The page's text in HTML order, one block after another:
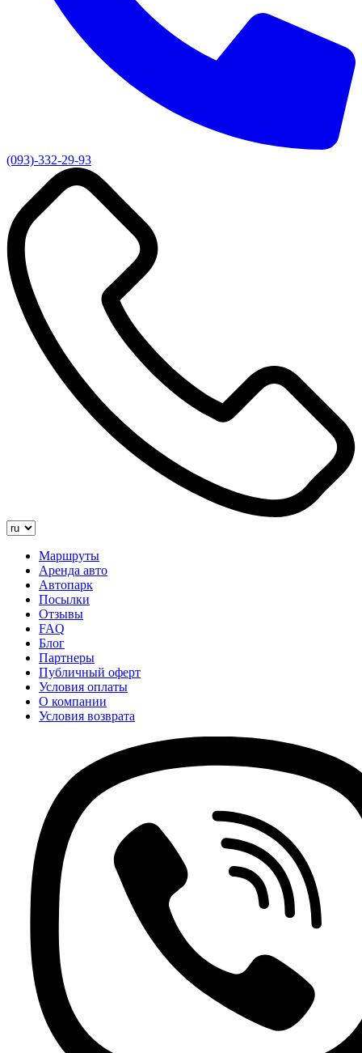
(093)-332-29-93
Маршруты
Аренда авто
Автопарк
Посылки
Отзывы
FAQ
Блог
Партнеры
Публичный оферт
Условия оплаты
О компании
Условия возврата